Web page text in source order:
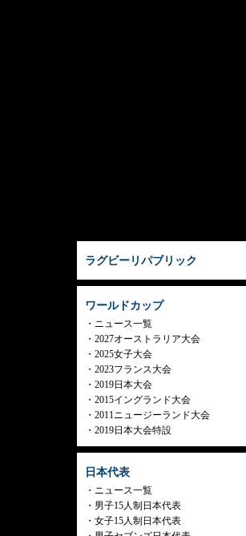
ラグビーリパブリック
ワールドカップ
ニュース一覧
2027オーストラリア大会
2025女子大会
2023フランス大会
2019日本大会
2015イングランド大会
2011ニュージーランド大会
2019日本大会特設
日本代表
ニュース一覧
男子15人制日本代表
女子15人制日本代表